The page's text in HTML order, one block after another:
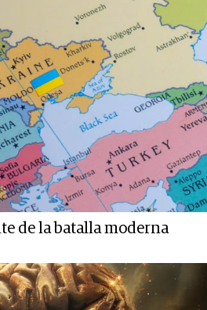
de la batalla moderna